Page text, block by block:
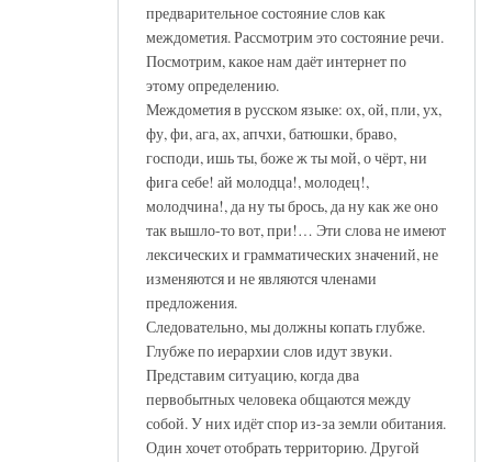
предварительное состояние слов как
междометия. Рассмотрим это состояние речи.
Посмотрим, какое нам даёт интернет по
этому определению.
Междометия в русском языке: ох, ой, пли, ух,
фу, фи, ага, ах, апчхи, батюшки, браво,
господи, ишь ты, боже ж ты мой, о чёрт, ни
фига себе! ай молодца!, молодец!,
молодчина!, да ну ты брось, да ну как же оно
так вышло-то вот, при!… Эти слова не имеют
лексических и грамматических значений, не
изменяются и не являются членами
предложения.
Следовательно, мы должны копать глубже.
Глубже по иерархии слов идут звуки.
Представим ситуацию, когда два
первобытных человека общаются между
собой. У них идёт спор из-за земли обитания.
Один хочет отобрать территорию. Другой